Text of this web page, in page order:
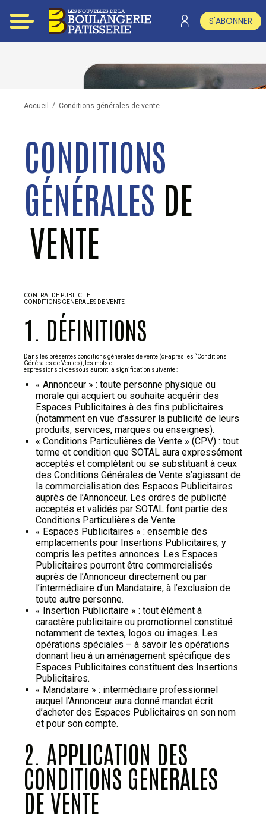
S'ABONNER
Accueil / Conditions générales de vente
CONDITIONS
GÉNÉRALES DE
VENTE
CONTRAT DE PUBLICITE
CONDITIONS GENERALES DE VENTE
1. DÉFINITIONS
Dans les présentes conditions générales de vente (ci-après les “Conditions
Générales de Vente »), les mots et
expressions ci-dessous auront la signification suivante :
« Annonceur » : toute personne physique ou
morale qui acquiert ou souhaite acquérir des
Espaces Publicitaires à des fins publicitaires
(notamment en vue d’assurer la publicité de leurs
produits, services, marques ou enseignes).
« Conditions Particulières de Vente » (CPV) : tout
terme et condition que SOTAL aura expressément
acceptés et complétant ou se substituant à ceux
des Conditions Générales de Vente s’agissant de
la commercialisation des Espaces Publicitaires
auprès de l’Annonceur. Les ordres de publicité
acceptés et validés par SOTAL font partie des
Conditions Particulières de Vente.
« Espaces Publicitaires » : ensemble des
emplacements pour Insertions Publicitaires, y
compris les petites annonces. Les Espaces
Publicitaires pourront être commercialisés
auprès de l’Annonceur directement ou par
l’intermédiaire d’un Mandataire, à l’exclusion de
toute autre personne.
« Insertion Publicitaire » : tout élément à
caractère publicitaire ou promotionnel constitué
notamment de textes, logos ou images. Les
opérations spéciales – à savoir les opérations
donnant lieu à un aménagement spécifique des
Espaces Publicitaires constituent des Insertions
Publicitaires.
« Mandataire » : intermédiaire professionnel
auquel l’Annonceur aura donné mandat écrit
d’acheter des Espaces Publicitaires en son nom
et pour son compte.
2. APPLICATION DES
CONDITIONS GENERALES
DE VENTE